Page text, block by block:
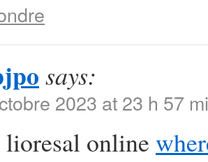
says:
2023 at 23 h 57
online